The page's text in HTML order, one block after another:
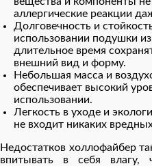
аллергические реакции
Долговечность и
использовании подушки
длительное время
внешний вид и форму.
Небольшая масса и
обеспечивает высокий
использовании.
Легкость в уходе и
не входит никаких
Недостатков холлофайбер
впитывать в себя влагу,